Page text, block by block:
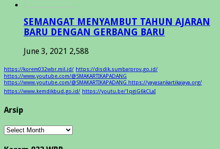
SEMANGAT MENYAMBUT TAHUN AJARAN
BARU DENGAN GERBANG BARU
June 3, 2021 2,588
https://korem032wbr.mil.id/ https://disdik.sumbarprov.go.id/
https://www.youtube.com/@SMAKARTIKAPADANG
https://www.youtube.com/@SMAKARTIKAPADANG https://yayasankartikajaya.org/
https://www.kemdikbud.go.id/ https://youtu.be/1qgiG6kCLaI
Arsip
Arsip